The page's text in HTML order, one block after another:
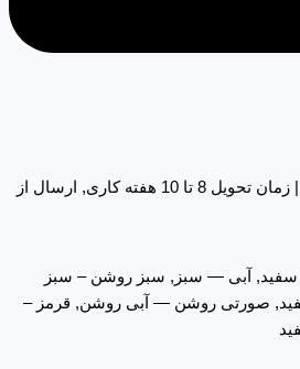
ارسال از انبار چین | زمان تحویل 8 تا 10 هفته کاری, ارسال از
سفید, آبی — سبز, سبز روشن – سبز
صورتی روشن — آبی روشن, قرمز –